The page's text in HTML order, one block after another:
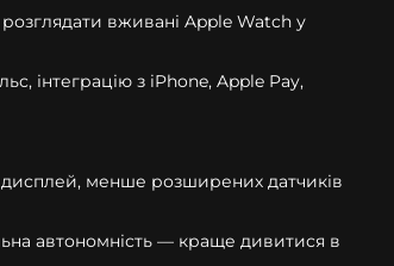
вживані Apple Watch у
інтеграцію з iPhone, Apple Pay,
менше розширених датчиків
автономність — краще дивитися в